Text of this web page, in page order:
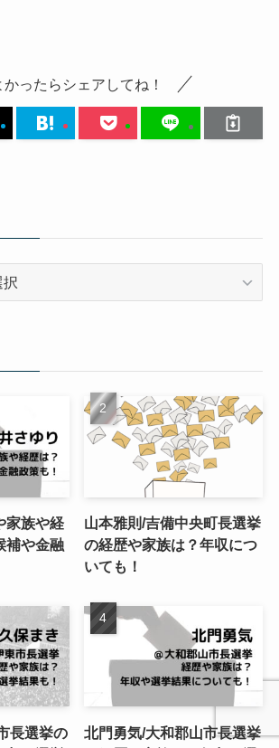
かったらシェアしてね！
家族や経
補や金融
山本雅則/吉備中央町長選挙
の経歴や家族は？年収につ
いても！
長選挙の
北門勇気/大和郡山市長選挙